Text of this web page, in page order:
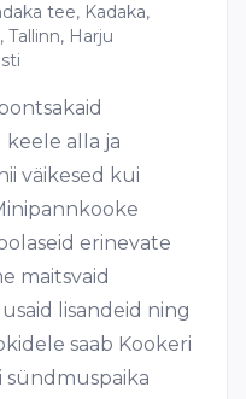
tee, Kadaka,
Harju
keele alla ja
väikesed kui
erinevate
maitsvaid
lisandeid ning
saab Kookeri
sündmuspaika